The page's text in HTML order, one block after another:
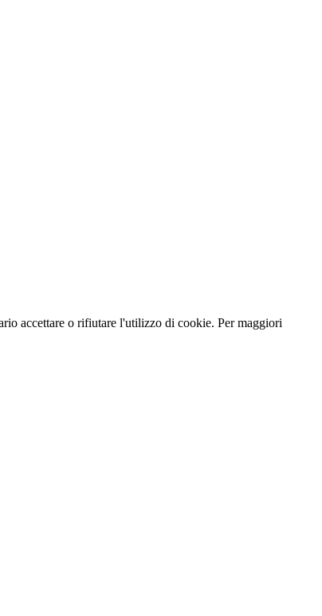
accettare o rifiutare l'utilizzo di cookie. Per maggiori